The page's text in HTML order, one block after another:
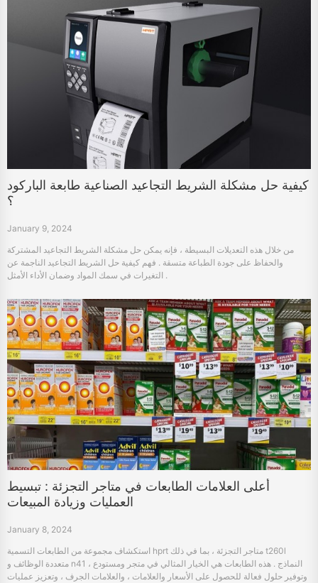
كيفية حل مشكلة الشريط التجاعيد الصناعية طابعة الباركود
؟
January 9, 2024
من خلال هذه التعديلات البسيطة ، فإنه يمكن حل مشكلة الشريط التجاعيد المشتركة
والحفاظ على جودة الطباعة متسقة . فهم كيفية حل الشريط التجاعيد الناجمة عن
التغيرات في سمك المواد وضمان الأداء الأمثل .
أعلى العلامات الطابعات في متاجر التجزئة : تبسيط
العمليات وزيادة المبيعات
January 8, 2024
استكشاف مجموعة من الطابعات التسمية hprt متاجر التجزئة ، بما في ذلك t260l
متعددة الوظائف و n41 النماذج . هذه الطابعات هي الخيار المثالي في متجر ومستودع ،
وتوفير حلول فعالة للحصول على الأسعار والعلامات ، والعلامات الجرف ، وتعزيز عمليات